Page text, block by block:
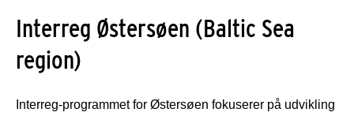
Interreg Østersøen (Baltic Sea
region)
Interreg-programmet for Østersøen fokuserer på udvikling